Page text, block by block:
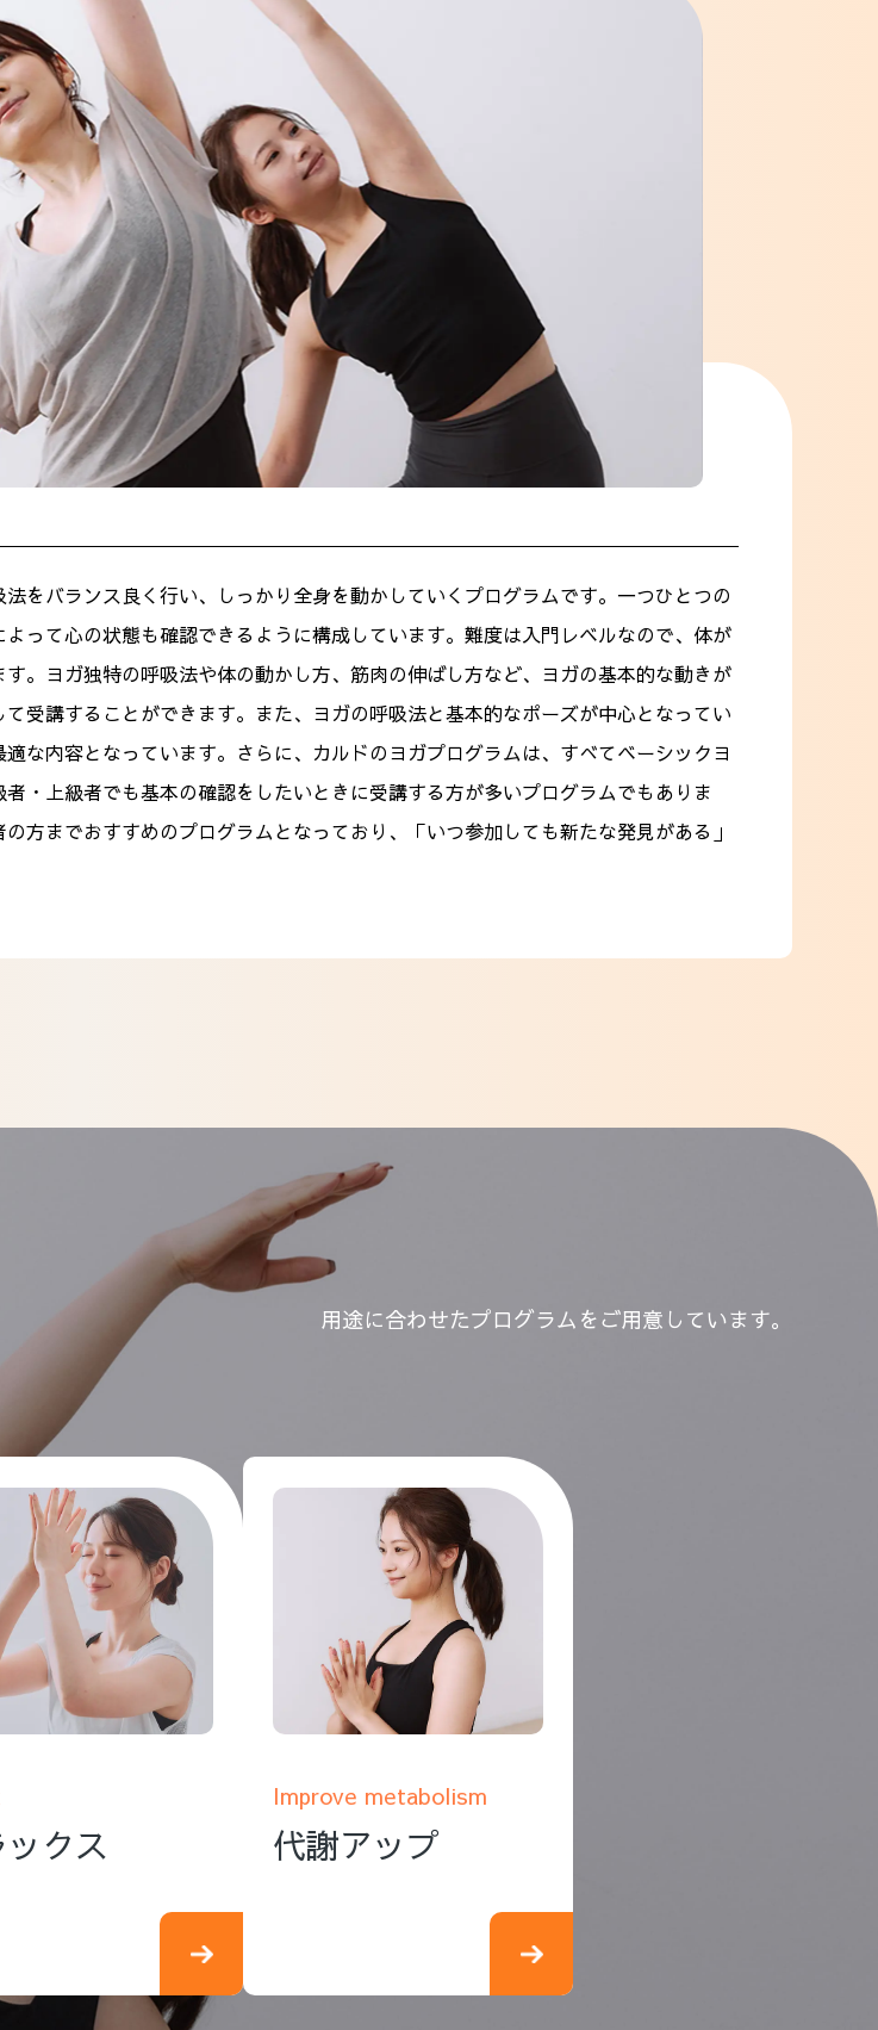
をバランス良く行い、しっかり全身を動かしていくプログラムです。一つひとつの
って心の状態も確認できるように構成しています。難度は入門レベルなので、体が
。ヨガ独特の呼吸法や体の動かし方、筋肉の伸ばし方など、ヨガの基本的な動きが
受講することができます。また、ヨガの呼吸法と基本的なポーズが中心となってい
な内容となっています。さらに、カルドのヨガプログラムは、すべてベーシックヨ
・上級者でも基本の確認をしたいときに受講する方が多いプログラムでもありま
方までおすすめのプログラムとなっており、「いつ参加しても新たな発見がある」
用途に合わせたプログラムをご用意しています。
ックス
Improve metabolism
代謝アップ